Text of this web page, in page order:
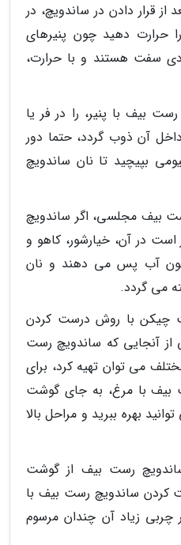
از قرار دادن در ساندویچ، در
حرارت دهید چون پنیرهای
سفت هستند و با حرارت،
بیف با پنیر، را در فر یا
داخل آن ذوب گردد، حتما دور
بپیچید تا نان ساندویچ
بیف مجلسی، اگر ساندویچ
است در آن، خیارشور، کاهو و
چون آب پس می دهند و نان
می گردد.
چیکن با روش درست کردن
آنجایی که ساندویچ رست
می توان تهیه کرد، برای
بیف با مرغ، به جای گوشت
بهره ببرید و مراحل بالا
رست بیف از گوشت
کردن ساندویچ رست بیف با
زیاد آن چندان مرسوم